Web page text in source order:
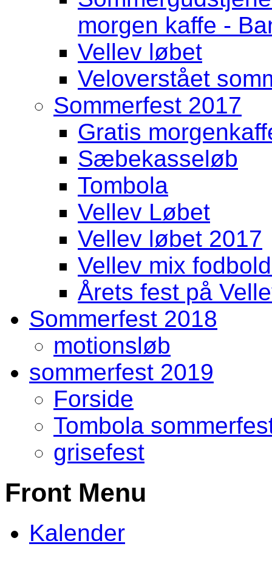
morgen kaffe -
Vellev løbet
Veloverstået
Sommerfest 2017
Gratis
Sæbekasseløb
Tombola
Vellev Løbet
Vellev løbet 2017
Vellev mix
Årets fest på
Sommerfest 2018
motionsløb
sommerfest 2019
Forside
Tombola
grisefest
Front Menu
Kalender